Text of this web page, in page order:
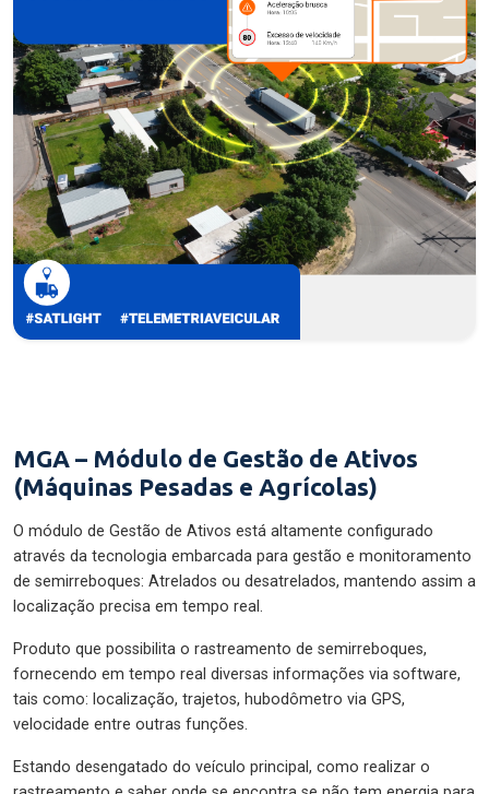
MGA – Módulo de Gestão de Ativos
(Máquinas Pesadas e Agrícolas)
O módulo de Gestão de Ativos está altamente configurado
através da tecnologia embarcada para gestão e monitoramento
de semirreboques: Atrelados ou desatrelados, mantendo assim a
localização precisa em tempo real.
Produto que possibilita o rastreamento de semirreboques,
fornecendo em tempo real diversas informações via software,
tais como: localização, trajetos, hubodômetro via GPS,
velocidade entre outras funções.
Estando desengatado do veículo principal, como realizar o